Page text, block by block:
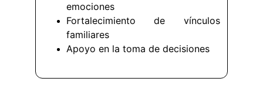
emociones
Fortalecimiento de vínculos
familiares
Apoyo en la toma de decisiones